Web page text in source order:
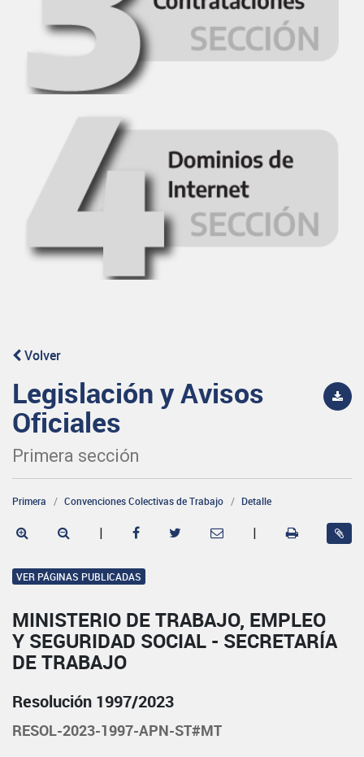
Volver
Legislación y Avisos
Oficiales
Primera sección
Primera Convenciones Colectivas de Trabajo Detalle
| |
VER PÁGINAS PUBLICADAS
MINISTERIO DE TRABAJO, EMPLEO
Y SEGURIDAD SOCIAL - SECRETARÍA
DE TRABAJO
Resolución 1997/2023
RESOL-2023-1997-APN-ST#MT